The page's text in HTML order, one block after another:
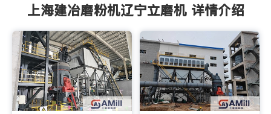
上海建冶磨粉机辽宁立磨机 详情介绍